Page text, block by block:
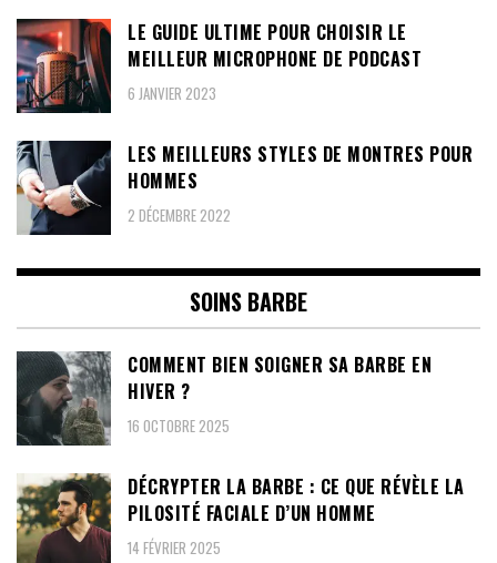
LE GUIDE ULTIME POUR CHOISIR LE
MEILLEUR MICROPHONE DE PODCAST
6 JANVIER 2023
LES MEILLEURS STYLES DE MONTRES POUR
HOMMES
2 DÉCEMBRE 2022
SOINS BARBE
COMMENT BIEN SOIGNER SA BARBE EN
HIVER ?
16 OCTOBRE 2025
DÉCRYPTER LA BARBE : CE QUE RÉVÈLE LA
PILOSITÉ FACIALE D’UN HOMME
14 FÉVRIER 2025